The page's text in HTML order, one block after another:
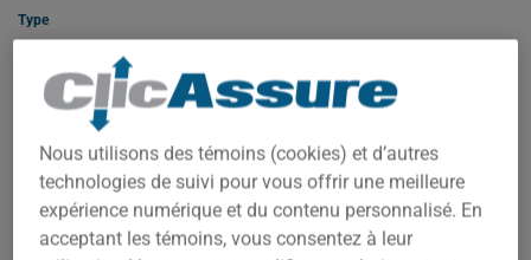
Type
ASSURANCE HABITATION À LÉVIS
À Lévis, votre prime dépend de plusieurs facteurs : la valeur de
la propriété, le code postal exact, l'année de construction et
votre historique d'assurance. Sélectionnez le profil qui
Nous utilisons des témoins (cookies) et d’autres
technologies de suivi pour vous offrir une meilleure
expérience numérique et du contenu personnalisé. En
acceptant les témoins, vous consentez à leur